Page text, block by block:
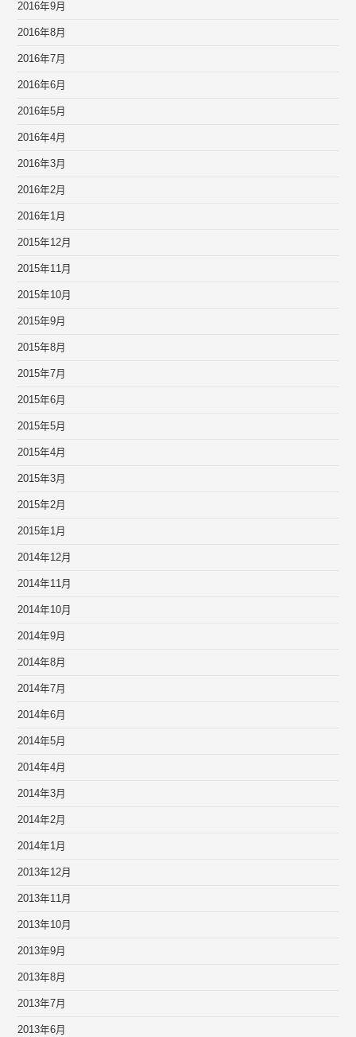
2016年9月
2016年8月
2016年7月
2016年6月
2016年5月
2016年4月
2016年3月
2016年2月
2016年1月
2015年12月
2015年11月
2015年10月
2015年9月
2015年8月
2015年7月
2015年6月
2015年5月
2015年4月
2015年3月
2015年2月
2015年1月
2014年12月
2014年11月
2014年10月
2014年9月
2014年8月
2014年7月
2014年6月
2014年5月
2014年4月
2014年3月
2014年2月
2014年1月
2013年12月
2013年11月
2013年10月
2013年9月
2013年8月
2013年7月
2013年6月